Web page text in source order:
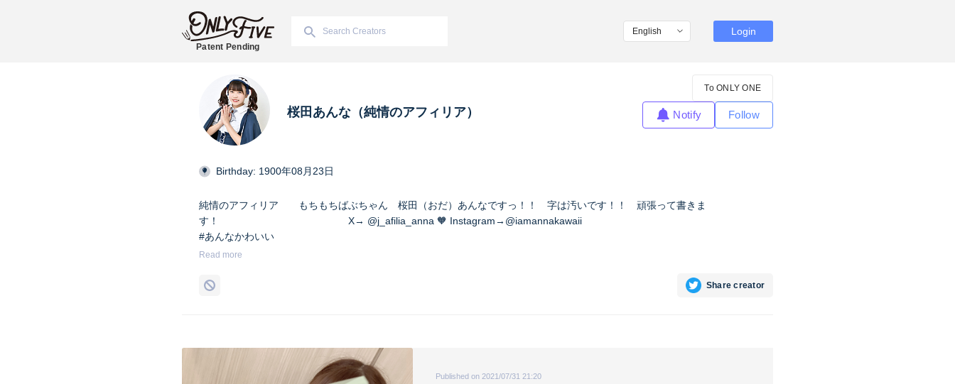
Patent Pending
Login
桜田あんな（純情のアフィリア）
To ONLY ONE
Notify Follow
Birthday: 1900年08月23日
純情のアフィリア もちもちばぶちゃん 桜田（おだ）あんなですっ！！ 字は汚いです！！ 頑張って書きま
す！ X→ @j_afilia_anna 🧡 Instagram→@iamannakawaii
#あんなかわいい
#純情のアフィリア
Read more
Share creator
Published on 2021/07/31 21:20